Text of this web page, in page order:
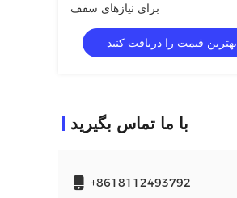
برای نیازهای سقف
بهترین قیمت را دریافت کنید
با ما تماس بگیرید
+8618112493792